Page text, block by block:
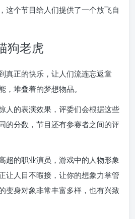
这个节目给人们提供了一个放飞自
狗老虎
真正的快乐，让人们流连忘返童
，堆叠着的梦想物品。
人的表演效果，评委们会根据这些
的分数，节目还有参赛者之间的评
超的职业演员，游戏中的人物形象
让人目不暇接，让你的想象力掌管
变身对象非常丰富多样，也有兴致